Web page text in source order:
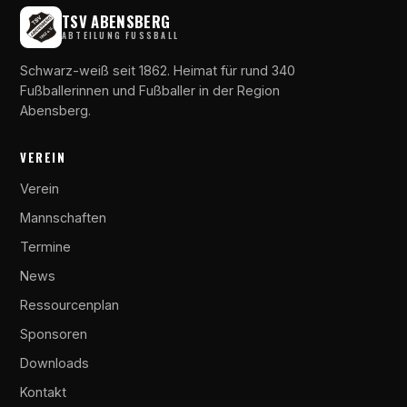
TSV ABENSBERG
ABTEILUNG FUSSBALL
Schwarz-weiß seit 1862. Heimat für rund 340
Fußballerinnen und Fußballer in der Region
Abensberg.
VEREIN
Verein
Mannschaften
Termine
News
Ressourcenplan
Sponsoren
Downloads
Kontakt